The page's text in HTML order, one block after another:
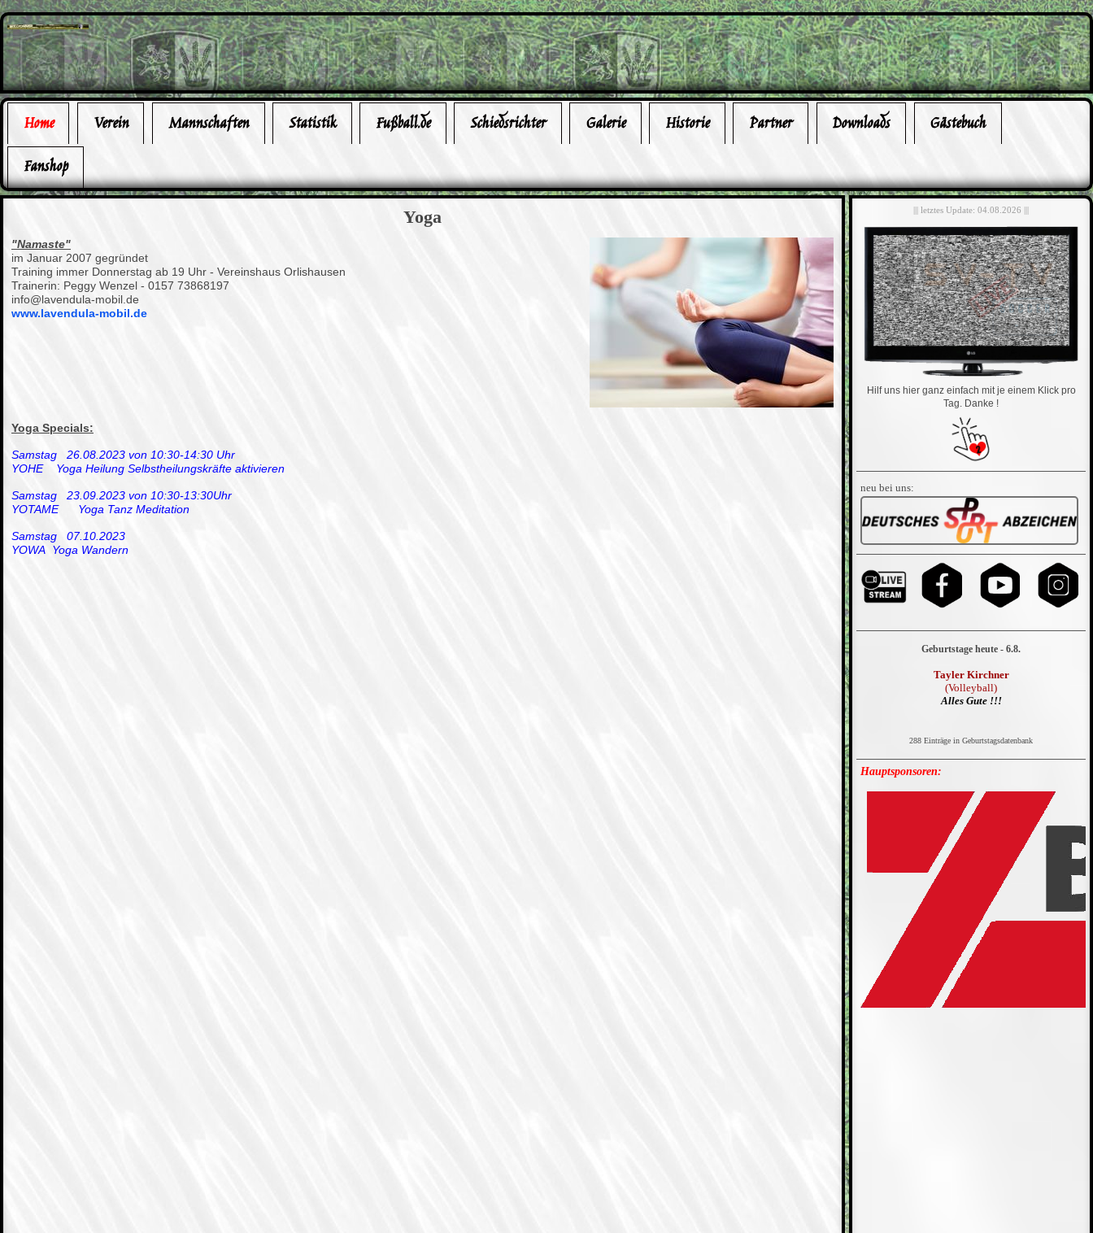
Home Verein Mannschaften Statistik Fußball.de Schiedsrichter Galerie Historie Partner Downloads
Gästebuch
Fanshop
||| letztes Update: 04.08.2026 |||
Hilf uns hier ganz einfach mit je einem Klick pro
Tag. Danke !
neu bei uns:
Geburtstage heute - 6.8.
Tayler Kirchner
(Volleyball)
Alles Gute !!!
288 Einträge in Geburtstagsdatenbank
Hauptsponsoren:
Yoga
"Namaste"
im Januar 2007 gegründet
Training immer Donnerstag ab 19 Uhr - Vereinshaus Orlishausen
Trainerin: Peggy Wenzel - 0157 73868197
info@lavendula-mobil.de
www.lavendula-mobil.de
Yoga Specials:
Samstag 26.08.2023 von 10:30-14:30 Uhr
YOHE Yoga Heilung Selbstheilungskräfte aktivieren
Samstag 23.09.2023 von 10:30-13:30Uhr
YOTAME Yoga Tanz Meditation
Samstag 07.10.2023
YOWA Yoga Wandern